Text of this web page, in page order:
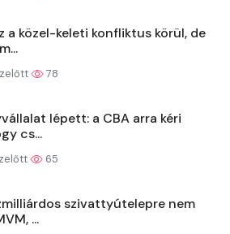
a közel-keleti konfliktus körül, de
78
lépett: a CBA arra kéri
cs...
65
szivattyútelepre nem
...